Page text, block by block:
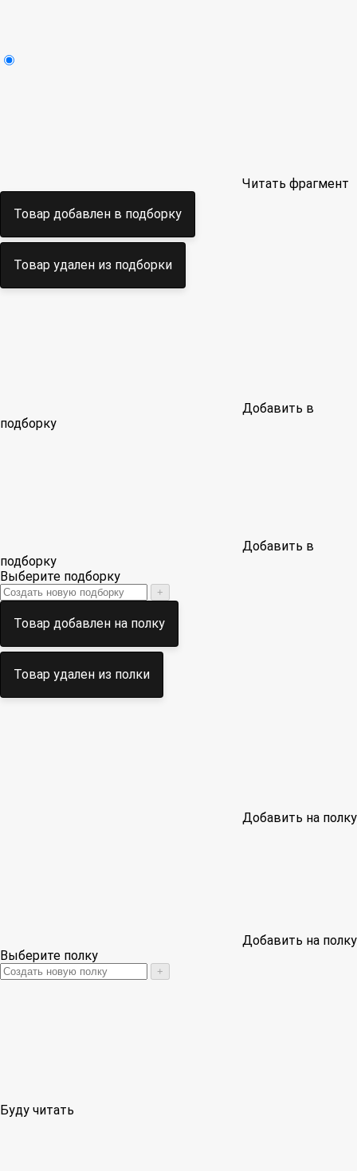
Читать фрагмент
Товар добавлен в подборку
Товар удален из подборки
Добавить в
подборку
Добавить в
подборку
Выберите подборку
+
Товар добавлен на полку
Товар удален из полки
Добавить на полку
Добавить на полку
Выберите полку
+
Буду читать